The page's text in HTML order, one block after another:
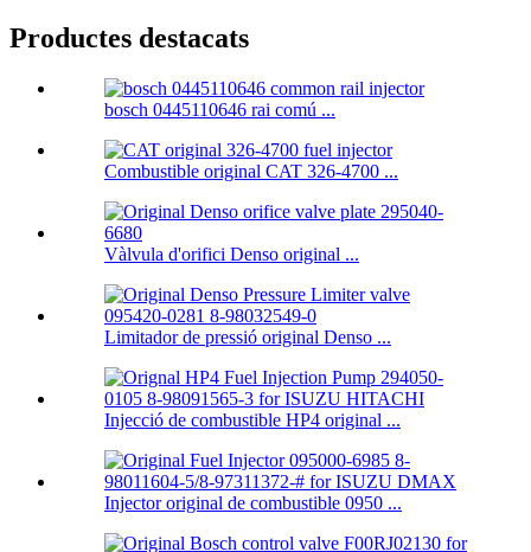
Productes destacats
bosch 0445110646 rai comú ...
Combustible original CAT 326-4700 ...
Vàlvula d'orifici Denso original ...
Limitador de pressió original Denso ...
Injecció de combustible HP4 original ...
Injector original de combustible 0950 ...